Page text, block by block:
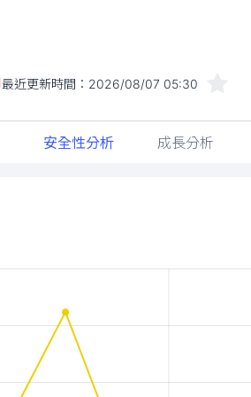
最近更新時間： 2026/08/07 05:30
安全性分析 成長分析